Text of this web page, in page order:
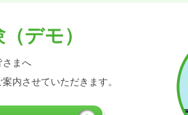
デモ）
さまへ
内させていただきます。